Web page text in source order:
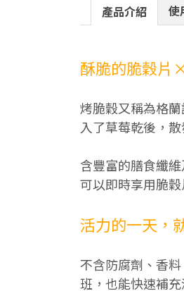
產品介紹 使
酥脆的脆穀片
烤脆穀又稱為格
入了草莓乾後，
含豐富的膳食纖
可以即時享用脆
活力的一天，
不含防腐劑、香
班，也能快速補充